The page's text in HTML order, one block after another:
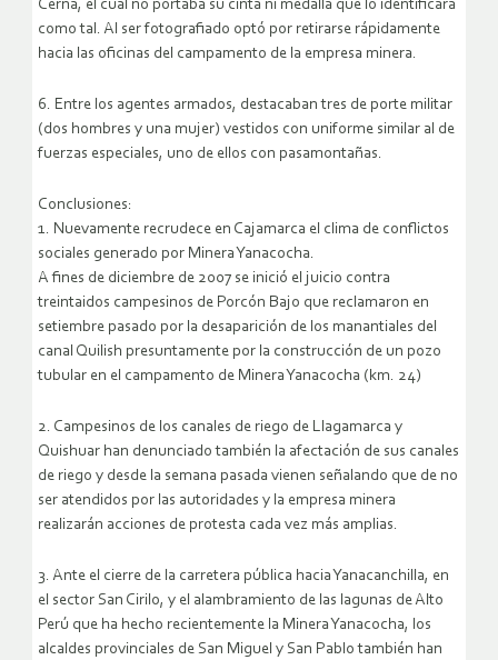
Cerna, el cual no portaba su cinta ni medalla que lo identificara
como tal. Al ser fotografiado optó por retirarse rápidamente
hacia las oficinas del campamento de la empresa minera.
6. Entre los agentes armados, destacaban tres de porte militar
(dos hombres y una mujer) vestidos con uniforme similar al de
fuerzas especiales, uno de ellos con pasamontañas.
Conclusiones:
1. Nuevamente recrudece en Cajamarca el clima de conflictos
sociales generado por Minera Yanacocha.
A fines de diciembre de 2007 se inició el juicio contra
treintaidos campesinos de Porcón Bajo que reclamaron en
setiembre pasado por la desaparición de los manantiales del
canal Quilish presuntamente por la construcción de un pozo
tubular en el campamento de Minera Yanacocha (km. 24)
2. Campesinos de los canales de riego de Llagamarca y
Quishuar han denunciado también la afectación de sus canales
de riego y desde la semana pasada vienen señalando que de no
ser atendidos por las autoridades y la empresa minera
realizarán acciones de protesta cada vez más amplias.
3. Ante el cierre de la carretera pública hacia Yanacanchilla, en
el sector San Cirilo, y el alambramiento de las lagunas de Alto
Perú que ha hecho recientemente la Minera Yanacocha, los
alcaldes provinciales de San Miguel y San Pablo también han